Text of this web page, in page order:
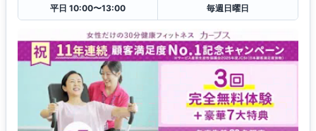
平日 10:00〜13:00
毎週日曜日